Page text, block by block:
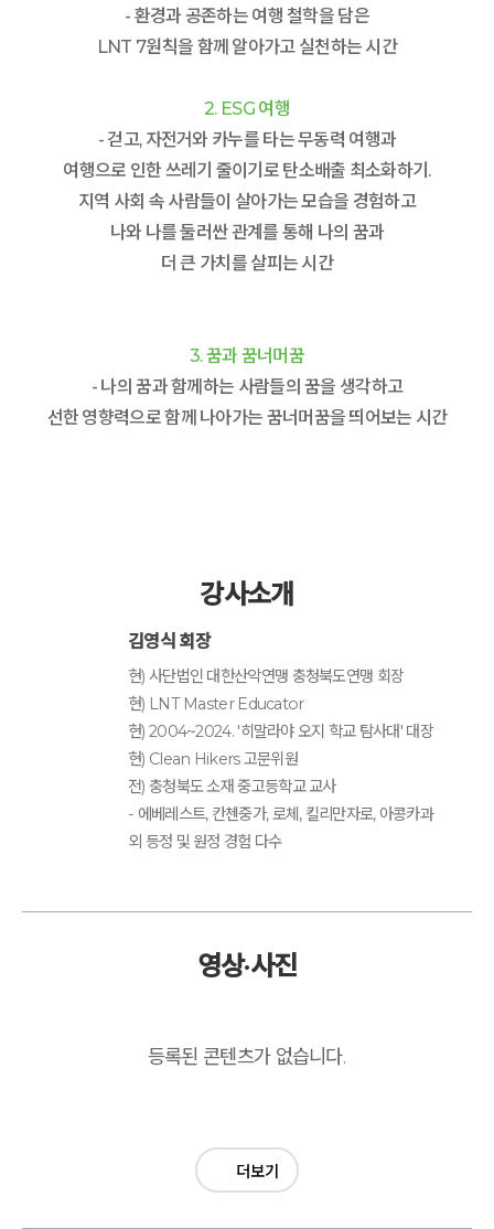
- 환경과 공존하는 여행 철학을 담은
LNT 7원칙을 함께 알아가고 실천하는 시간
2. ESG 여행
- 걷고, 자전거와 카누를 타는 무동력 여행과
여행으로 인한 쓰레기 줄이기로 탄소배출 최소화하기.
지역 사회 속 사람들이 살아가는 모습을 경험하고
나와 나를 둘러싼 관계를 통해 나의 꿈과
더 큰 가치를 살피는 시간
3. 꿈과 꿈너머꿈
- 나의 꿈과 함께하는 사람들의 꿈을 생각하고
선한 영향력으로 함께 나아가는 꿈너머꿈을 띄어보는 시간
강사소개
김영식 회장
현) 사단법인 대한산악연맹 충청북도연맹 회장
현) LNT Master Educator
현) 2004~2024. '히말라야 오지 학교 탐사대' 대장
현) Clean Hikers 고문위원
전) 충청북도 소재 중고등학교 교사
- 에베레스트, 칸첸중가, 로체, 킬리만자로, 아콩카과
외 등정 및 원정 경험 다수
영상·사진
등록된 콘텐츠가 없습니다.
더보기